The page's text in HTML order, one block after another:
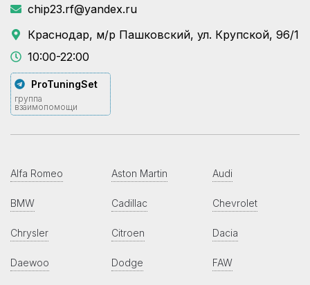
chip23.rf@yandex.ru
Краснодар, м/р Пашковский, ул. Крупской, 96/1
10:00-22:00
ProTuningSet
группа
взаимопомощи
Alfa Romeo Aston Martin Audi
BMW Cadillac Chevrolet
Chrysler Citroen Dacia
Daewoo Dodge FAW